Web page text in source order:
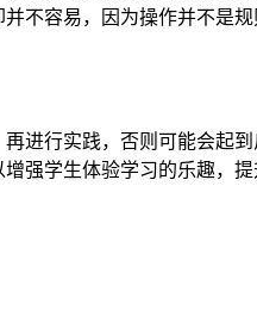
不容易，因为操作并不是
进行实践，否则可能会起
强学生体验学习的乐趣，提